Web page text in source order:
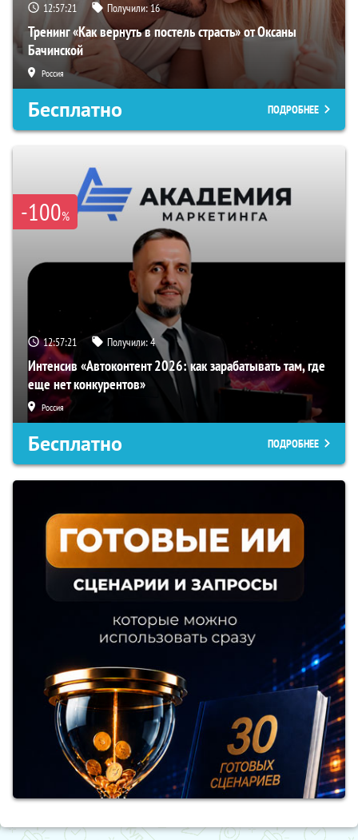
12:57:20 Получили:16
Тренинг «Как вернуть в постель страсть» от Оксаны
Бачинской
Россия
Бесплатно ПОДРОБНЕЕ
-100%
12:57:20 Получили:4
Интенсив «Автоконтент 2026: как зарабатывать там, где
еще нет конкурентов»
Россия
Бесплатно ПОДРОБНЕЕ